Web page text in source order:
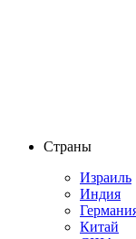
Страны
Израиль
Индия
Китай